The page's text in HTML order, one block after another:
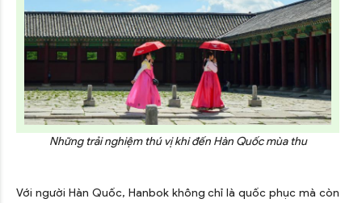
Những trải nghiệm thú vị khi đến Hàn Quốc mùa thu
Với người Hàn Quốc, Hanbok không chỉ là quốc phục mà còn